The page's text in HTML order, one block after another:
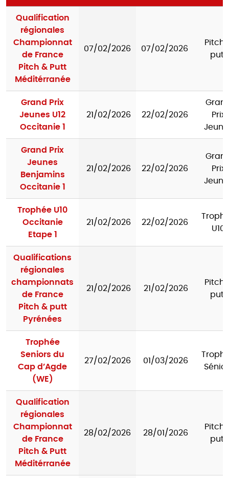
Qualification
régionales
Championnat
de France
Pitch & Putt
Méditérranée
07/02/2026 07/02/2026
Pitch
putt
Grand Prix
Jeunes U12
Occitanie 1
21/02/2026 22/02/2026
Prix
Grand Prix
Jeunes
Benjamins
Occitanie 1
21/02/2026 22/02/2026
Prix
Trophée U10
Occitanie
Etape 1
21/02/2026 22/02/2026
U10
Qualifications
régionales
championnats
de France
Pitch & putt
Pyrénées
21/02/2026 21/02/2026
Pitch
putt
Trophée
Seniors du
Cap d’Agde
(WE)
27/02/2026 01/03/2026
Qualification
régionales
Championnat
de France
Pitch & Putt
Méditérranée
28/02/2026 28/01/2026
Pitch
putt